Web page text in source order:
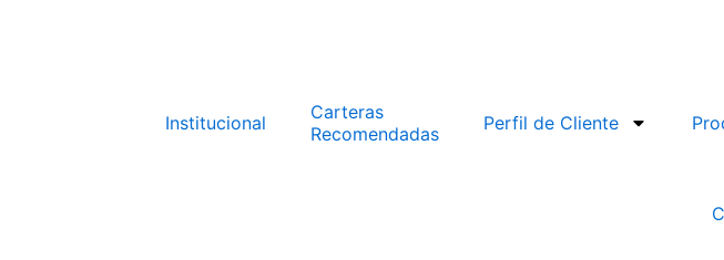
Institucional
Carteras
Recomendadas
Perfil de Cliente